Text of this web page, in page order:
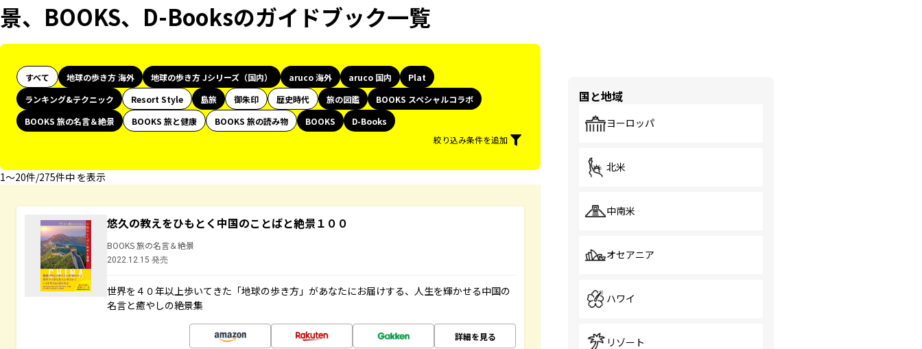
景、BOOKS、D-Booksのガイドブック一覧
すべて 地球の歩き方 海外 地球の歩き方 Jシリーズ（国内） aruco 海外 aruco 国内
Plat
ランキング&テクニック
Resort Style 島旅 御朱印 歴史時代 旅の図鑑
BOOKS スペシャルコラボ
BOOKS 旅の名言＆絶景
BOOKS 旅と健康 BOOKS 旅の読み物 BOOKS
D-Books
絞り込み条件を追加
1〜20件/275件中 を表示
悠久の教えをひもとく中国のことばと絶景１００
BOOKS 旅の名言＆絶景
2022.12.15 発売
世界を４０年以上歩いてきた「地球の歩き方」があなたにお届けする、人生を輝かせる中国の
名言と癒やしの絶景集
詳細を見る
国と地域
ヨーロッパ
北米
中南米
オセアニア
ハワイ
リゾート